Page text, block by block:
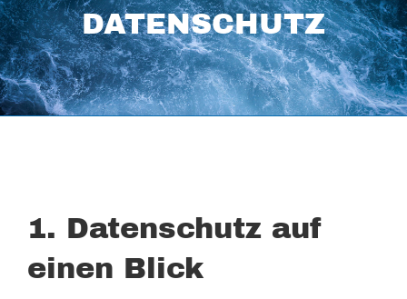
DATENSCHUTZ
1. Datenschutz auf
einen Blick